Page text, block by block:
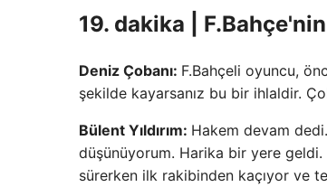
19. dakika |
Deniz Çobanı: F.Bahçeli oyuncu,
şekilde kayarsanız bu bir ihlaldir.
Bülent Yıldırım: Hakem devam
düşünüyorum. Harika bir yere geldi.
sürerken ilk rakibinden kaçıyor ve